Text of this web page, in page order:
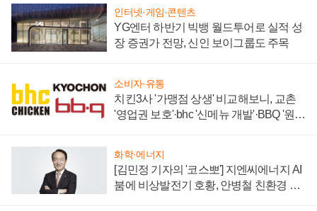
인터넷·게임·콘텐츠
YG엔터 하반기 빅뱅 월드투어로 실적 성
장 증권가 전망, 신인 보이그룹도 주목
소비자·유통
치킨3사 '가맹점 상생' 비교해보니, 교촌
'영업권 보호'·bhc '신메뉴 개발'·BBQ '원가
화학·에너지
[김민정 기자의 '코스뽀'] 지엔씨에너지 AI
붐에 비상발전기 호황, 안병철 친환경 에